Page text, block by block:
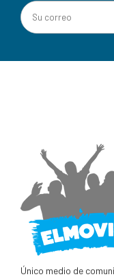
Único medio de